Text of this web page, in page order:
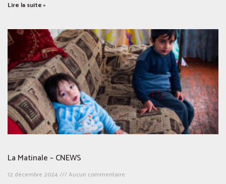
Lire la suite »
La Matinale – CNEWS
12 décembre 2024 Aucun commentaire